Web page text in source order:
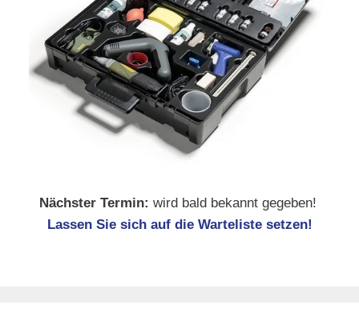
Nächster Termin: wird bald bekannt gegeben!
Lassen Sie sich auf die Warteliste setzen!